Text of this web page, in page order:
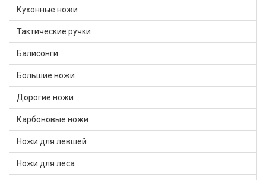
Кухонные ножи
Тактические ручки
Балисонги
Большие ножи
Дорогие ножи
Карбоновые ножи
Ножи для левшей
Ножи для леса